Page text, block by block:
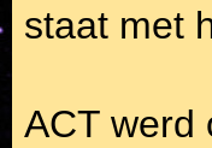
staat met
ACT werd